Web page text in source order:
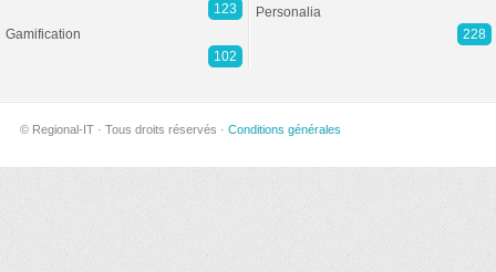
123
Gamification
102
Personalia
228
© Regional-IT · Tous droits réservés · Conditions générales